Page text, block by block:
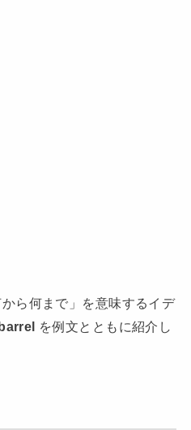
ら何まで」を意味するイデ
を例文とともに紹介し